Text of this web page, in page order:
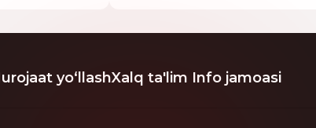
yo‘llashXalq ta'lim Info jamoasi